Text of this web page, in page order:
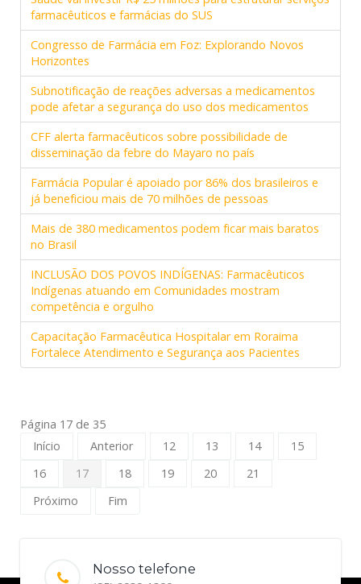
farmacêuticos e farmácias do SUS
Congresso de Farmácia em Foz: Explorando Novos
Horizontes
Subnotificação de reações adversas a medicamentos
pode afetar a segurança do uso dos medicamentos
CFF alerta farmacêuticos sobre possibilidade de
disseminação da febre do Mayaro no país
Farmácia Popular é apoiado por 86% dos brasileiros e
já beneficiou mais de 70 milhões de pessoas
Mais de 380 medicamentos podem ficar mais baratos
no Brasil
INCLUSÃO DOS POVOS INDÍGENAS: Farmacêuticos
Indígenas atuando em Comunidades mostram
competência e orgulho
Capacitação Farmacêutica Hospitalar em Roraima
Fortalece Atendimento e Segurança aos Pacientes
Página 17 de 35
Início
Anterior 12 13 14
15
16
17 18 19 20
21
Próximo
Fim
Nosso telefone